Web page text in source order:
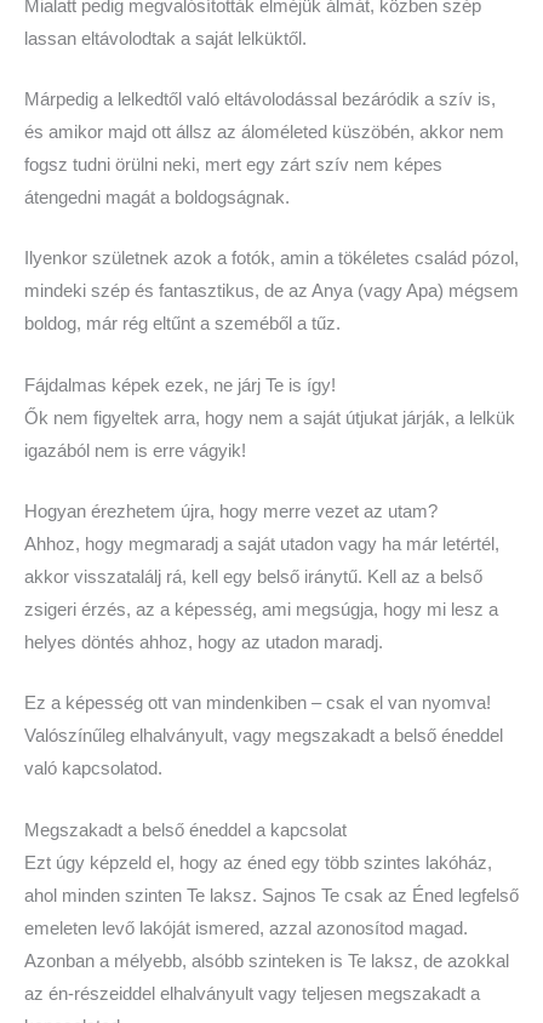
Mialatt pedig megvalósították elméjük álmát, közben szép
lassan eltávolodtak a saját lelküktől.
Márpedig a lelkedtől való eltávolodással bezáródik a szív is,
és amikor majd ott állsz az áloméleted küszöbén, akkor nem
fogsz tudni örülni neki, mert egy zárt szív nem képes
átengedni magát a boldogságnak.
Ilyenkor születnek azok a fotók, amin a tökéletes család pózol,
mindeki szép és fantasztikus, de az Anya (vagy Apa) mégsem
boldog, már rég eltűnt a szeméből a tűz.
Fájdalmas képek ezek, ne járj Te is így!
Ők nem figyeltek arra, hogy nem a saját útjukat járják, a lelkük
igazából nem is erre vágyik!
Hogyan érezhetem újra, hogy merre vezet az utam?
Ahhoz, hogy megmaradj a saját utadon vagy ha már letértél,
akkor visszatalálj rá, kell egy belső iránytű. Kell az a belső
zsigeri érzés, az a képesség, ami megsúgja, hogy mi lesz a
helyes döntés ahhoz, hogy az utadon maradj.
Ez a képesség ott van mindenkiben – csak el van nyomva!
Valószínűleg elhalványult, vagy megszakadt a belső éneddel
való kapcsolatod.
Megszakadt a belső éneddel a kapcsolat
Ezt úgy képzeld el, hogy az éned egy több szintes lakóház,
ahol minden szinten Te laksz. Sajnos Te csak az Éned legfelső
emeleten levő lakóját ismered, azzal azonosítod magad.
Azonban a mélyebb, alsóbb szinteken is Te laksz, de azokkal
az én-részeiddel elhalványult vagy teljesen megszakadt a